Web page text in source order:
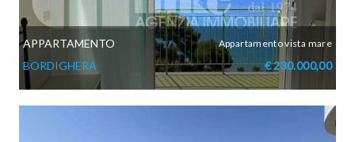
APPARTAMENTO
BORDIGHERA
Appartamento vista mare
€ 230.000,00